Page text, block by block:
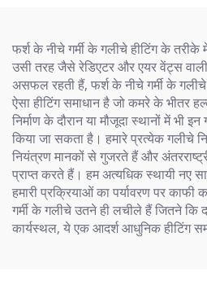
फर्श के नीचे गर्मी के गलीचे हीटिंग के तरीके
उसी तरह जैसे रेडिएटर और एयर वेंट्स वाली
असफल रहती हैं, फर्श के नीचे गर्मी के
ऐसा हीटिंग समाधान है जो कमरे के भीतर
निर्माण के दौरान या मौजूदा स्थानों में भी
किया जा सकता है। हमारे प्रत्येक गलीचे
नियंत्रण मानकों से गुजरते हैं और
प्राप्त करते हैं। हम अत्यधिक स्थायी नए
हमारी प्रक्रियाओं का पर्यावरण पर
गर्मी के गलीचे उतने ही लचीले हैं जितने कि
कार्यस्थल, ये एक आदर्श आधुनिक हीटिंग